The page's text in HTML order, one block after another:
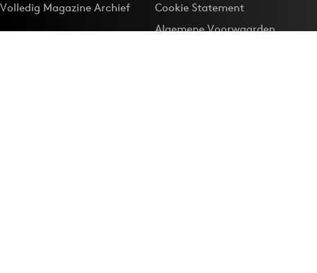
Volledig Magazine Archief
Cookie Statement
Algemene Voorwaarden